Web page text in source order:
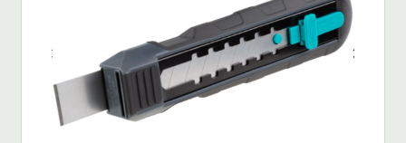
BLOG
CONTACTAR